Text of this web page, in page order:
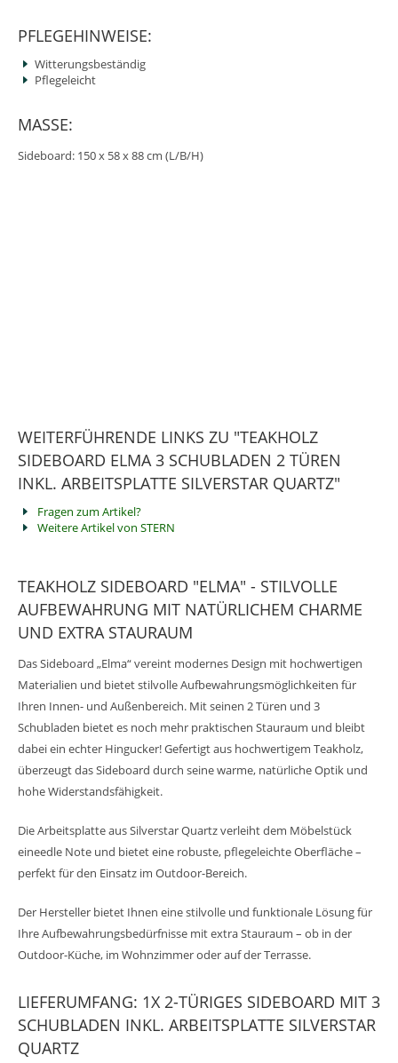
PFLEGEHINWEISE:
Witterungsbeständig
Pflegeleicht
MASSE:
Sideboard: 150 x 58 x 88 cm (L/B/H)
WEITERFÜHRENDE LINKS ZU "TEAKHOLZ
SIDEBOARD ELMA 3 SCHUBLADEN 2 TÜREN
INKL. ARBEITSPLATTE SILVERSTAR QUARTZ"
Fragen zum Artikel?
Weitere Artikel von STERN
TEAKHOLZ SIDEBOARD "ELMA" - STILVOLLE
AUFBEWAHRUNG MIT NATÜRLICHEM CHARME
UND EXTRA STAURAUM
Das Sideboard „Elma“ vereint modernes Design mit hochwertigen
Materialien und bietet stilvolle Aufbewahrungsmöglichkeiten für
Ihren Innen- und Außenbereich. Mit seinen 2 Türen und 3
Schubladen bietet es noch mehr praktischen Stauraum und bleibt
dabei ein echter Hingucker! Gefertigt aus hochwertigem Teakholz,
überzeugt das Sideboard durch seine warme, natürliche Optik und
hohe Widerstandsfähigkeit.
Die Arbeitsplatte aus Silverstar Quartz verleiht dem Möbelstück
eineedle Note und bietet eine robuste, pflegeleichte Oberfläche –
perfekt für den Einsatz im Outdoor-Bereich.
Der Hersteller bietet Ihnen eine stilvolle und funktionale Lösung für
Ihre Aufbewahrungsbedürfnisse mit extra Stauraum – ob in der
Outdoor-Küche, im Wohnzimmer oder auf der Terrasse.
LIEFERUMFANG: 1X 2-TÜRIGES SIDEBOARD MIT 3
SCHUBLADEN INKL. ARBEITSPLATTE SILVERSTAR
QUARTZ